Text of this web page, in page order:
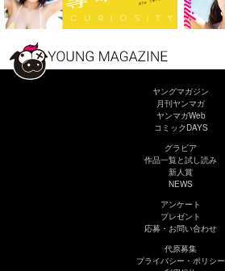
ヤングマガジン
月刊ヤンマガ
ヤンマガWeb
コミックDAYS
グラビア
作品一覧と試し読み
新人賞
NEWS
アンケート
プレゼント
応募・お問い合わせ
代原募集
プライバシー・ポリシー